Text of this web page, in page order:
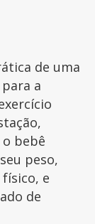
de uma
a
bebê
peso,
e
de